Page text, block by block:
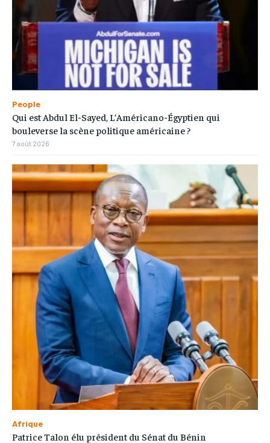
People
Qui est Abdul El-Sayed, L’Américano-Égyptien qui
bouleverse la scène politique américaine ?
7 août 2026
Afrique
Patrice Talon élu président du Sénat du Bénin